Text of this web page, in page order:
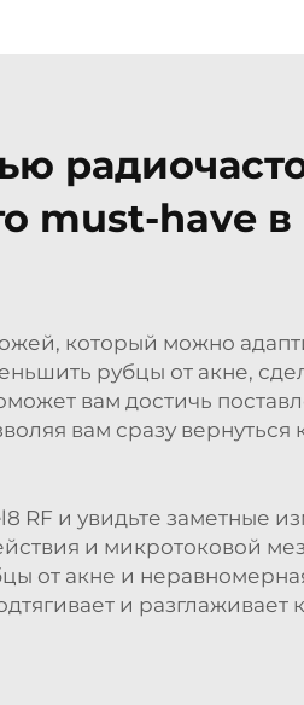
must-have
который можно
рубцы от акне,
вам достичь
вам сразу
RF и увидьте заметные
и микротоковой
от акне и
и разглаживает